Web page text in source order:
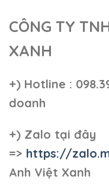
CÔNG TY
XANH
+) Hotline :
doanh
+) Zalo tại đây
=> https://
Anh Việt Xanh